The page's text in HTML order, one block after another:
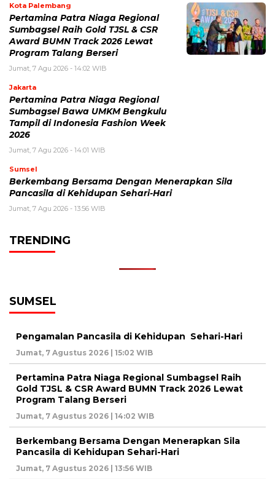
Kota Palembang
Pertamina Patra Niaga Regional
Sumbagsel Raih Gold TJSL & CSR
Award BUMN Track 2026 Lewat
Program Talang Berseri
Jumat, 7 Agu 2026 - 14:02 WIB
Jakarta
Pertamina Patra Niaga Regional
Sumbagsel Bawa UMKM Bengkulu
Tampil di Indonesia Fashion Week
2026
Jumat, 7 Agu 2026 - 14:01 WIB
Sumsel
Berkembang Bersama Dengan Menerapkan Sila
Pancasila di Kehidupan Sehari-Hari
Jumat, 7 Agu 2026 - 13:56 WIB
TRENDING
SUMSEL
Pengamalan Pancasila di Kehidupan Sehari-Hari
Jumat, 7 Agustus 2026 | 15:02 WIB
Pertamina Patra Niaga Regional Sumbagsel Raih
Gold TJSL & CSR Award BUMN Track 2026 Lewat
Program Talang Berseri
Jumat, 7 Agustus 2026 | 14:02 WIB
Berkembang Bersama Dengan Menerapkan Sila
Pancasila di Kehidupan Sehari-Hari
Jumat, 7 Agustus 2026 | 13:56 WIB